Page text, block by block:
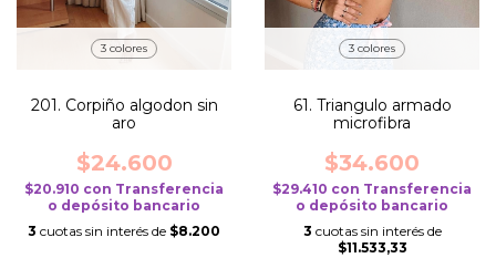
3 colores
201. Corpiño algodon sin
aro
$24.600
$20.910 con Transferencia
o depósito bancario
3 cuotas sin interés de $8.200
3 colores
61. Triangulo armado
microfibra
$34.600
$29.410 con Transferencia
o depósito bancario
3 cuotas sin interés de
$11.533,33